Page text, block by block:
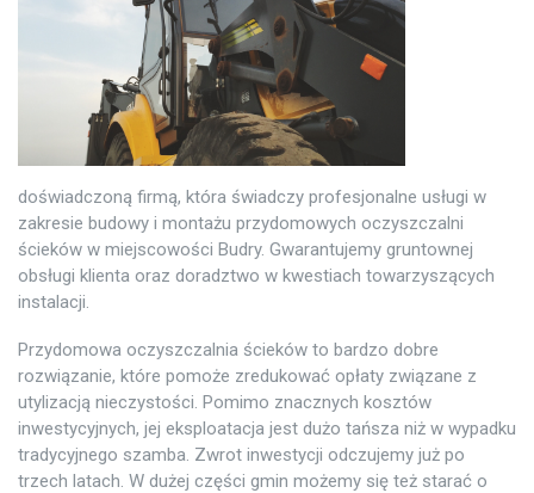
doświadczoną firmą, która świadczy profesjonalne usługi w
zakresie budowy i montażu przydomowych oczyszczalni
ścieków w miejscowości Budry. Gwarantujemy gruntownej
obsługi klienta oraz doradztwo w kwestiach towarzyszących
instalacji.
Przydomowa oczyszczalnia ścieków to bardzo dobre
rozwiązanie, które pomoże zredukować opłaty związane z
utylizacją nieczystości. Pomimo znacznych kosztów
inwestycyjnych, jej eksploatacja jest dużo tańsza niż w wypadku
tradycyjnego szamba. Zwrot inwestycji odczujemy już po
trzech latach. W dużej części gmin możemy się też starać o